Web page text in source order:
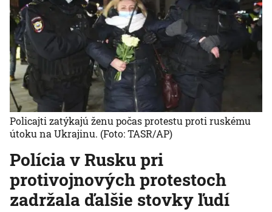
Polícia v Rusku pri
protivojnových protestoch
zadržala ďalšie stovky ľudí
Policajti zatýkajú ženu počas protestu proti ruskému
útoku na Ukrajinu. (Foto: TASR/AP)